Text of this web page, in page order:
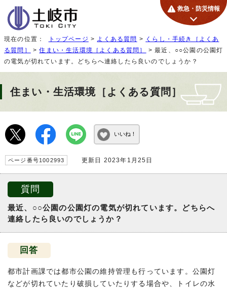
救急・防災情報
現在の位置： トップページ > よくある質問 > くらし・手続き［よくあ
る質問］
>住まい・生活環境［よくある質問］
> 最近、○○公園の公園灯
の電気が切れています。どちらへ連絡したら良いのでしょうか？
住まい・生活環境［よくある質問］
いいね！
ページ番号1002993 更新日 2023年1月25日
質問
最近、○○公園の公園灯の電気が切れています。どちらへ
連絡したら良いのでしょうか？
回答
都市計画課では都市公園の維持管理も行っています。公園灯
などが切れていたり破損していたりする場合や、トイレの水